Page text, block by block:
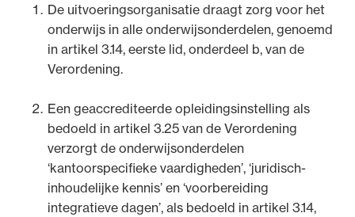
De uitvoeringsorganisatie draagt zorg voor het
onderwijs in alle onderwijsonderdelen, genoemd
in artikel 3.14, eerste lid, onderdeel b, van de
Verordening.
Een geaccrediteerde opleidingsinstelling als
bedoeld in artikel 3.25 van de Verordening
verzorgt de onderwijsonderdelen
‘kantoorspecifieke vaardigheden’, ‘juridisch-
inhoudelijke kennis’ en ‘voorbereiding
integratieve dagen’, als bedoeld in artikel 3.14,
Alle wet- en regelgeving voor de advocatuur.
Van de Advocatenwet tot de Verordening op
de advocatuur (Voda) en de Regeling op de
advocatuur (Roda).